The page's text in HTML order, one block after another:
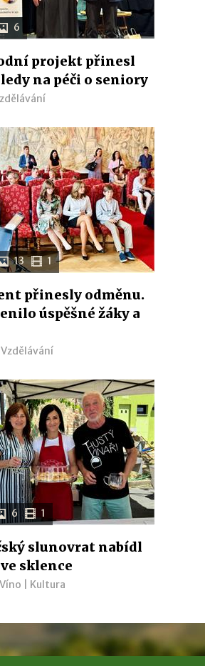
6
projekt přinesl
na péči o seniory
13 1
přinesly odměnu.
úspěšné žáky a
Vzdělávání
6 1
slunovrat nabídl
sklence
Víno Kultura